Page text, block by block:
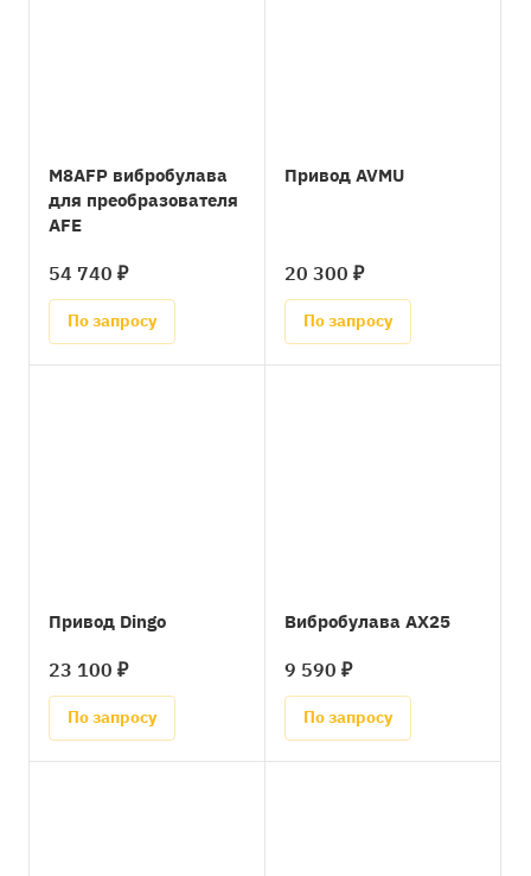
M8AFP вибробулава
для преобразователя
AFE
54 740 ₽
По запросу
Привод AVMU
20 300 ₽
По запросу
Привод Dingo
23 100 ₽
По запросу
Вибробулава AX25
9 590 ₽
По запросу